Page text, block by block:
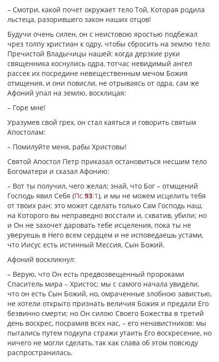
– Смотри, какой почет окружает тело Той, Которая родила
льстеца, разорившего закон наших отцов!
Будучи очень силен, он с неистовою яростью подбежал
чрез толпу христиан к одру, чтобы сбросить на землю тело
Пречистой Владычицы нашей: когда дерзкие руки
священника коснулись одра, тотчас невидимый ангел
рассек их посредине невещественным мечом Божия
отмщения, и они повисли, не отрываясь от одра, сам же
Афоний упал на землю, восклицая:
– Горе мне!
Уразумев свой грех, он стал каяться и говорить святым
Апостолам:
– Помилуйте меня, рабы Христовы!
Святой Апостол Петр приказал остановиться несшим тело
Богоматери и сказал Афонию:
– Вот ты получил, чего желал; знай, что Бог – отмщений
Господь явил Себя (Пс.93:1), и мы не можем исцелить тебя
от твоих ран; это может сделать только Сам Господь наш,
на Которого вы неправедно восстали и, схватив, убили; но
и Он не захочет даровать тебе исцеления, пока ты не
уверуешь в Него всем сердцем и не исповедаешь устами,
что Иисус есть истинный Мессия, Сын Божий.
Афоний воскликнул:
– Верую, что Он есть предвозвещенный пророками
Спаситель мира – Христос; мы с самого начала увидели,
что он есть Сын Божий, но, омраченные злобною завистью,
не хотели открыто признать величия Божия и предали Его
безвинно смерти; но Он силою Своего Божества в третий
день воскрес, посрамив всех нас, – его ненавистников: мы
пытались путем подкупа стражи утаить Его воскресение, но
ничего не могли сделать, так как слава об этом повсюду
распространилась.